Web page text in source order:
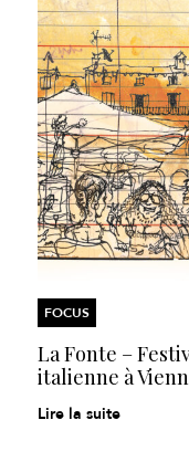
FOCUS
La Fonte –
italienne à
Lire la suite